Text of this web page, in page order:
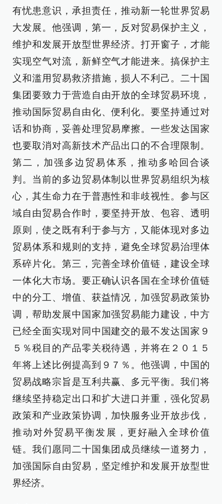
有忧患意识，承担责任，推动新一轮世界贸易
大发展。他强调，第一，反对贸易保护主义，
维护和发展开放型世界经济。打开窗子，才能
实现空气对流，新鲜空气才能进来。搞保护主
义和滥用贸易救济措施，损人不利己。二十国
集团要致力于营造自由开放的全球贸易环境，
推动国际贸易自由化、便利化。要坚持通过对
话和协商，妥善处理贸易摩擦。一些发达国家
也要取消对高新技术产品出口的不合理限制。
第二，加强多边贸易体系，推动多哈回合谈
判。当前的多边贸易体制以世界贸易组织为核
心，其生命力在于普惠性和非歧视性。参与区
域自由贸易合作时，要坚持开放、包容、透明
原则，使之既有利于参与方，又能体现对多边
贸易体系和规则的支持，避免全球贸易治理体
系碎片化。第三，完善全球价值链，建设全球
一体化大市场。要正确认识各国在全球价值链
中的分工、增值、获益情况，加强贸易政策协
调，帮助发展中国家加强贸易能力建设，中方
已经全面实现对同中国建交的最不发达国家９
５％税目的产品零关税待遇，并将在２０１５
年将上述比例提高到９７％。他强调，中国的
贸易战略宗旨是互利共赢、多元平衡。我们将
继续坚持稳定出口和扩大进口并重，强化贸易
政策和产业政策协调，加快服务业开放步伐，
推动对外贸易平衡发展，更好融入全球价值
链。我们愿同二十国集团成员继续一道努力，
加强国际自由贸易，坚定维护和发展开放型世
界经济。